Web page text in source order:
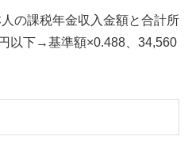
の課税年金収入金額と合計所
以下→基準額×0.488、34,560